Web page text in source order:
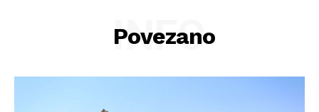
Povezano
INFO